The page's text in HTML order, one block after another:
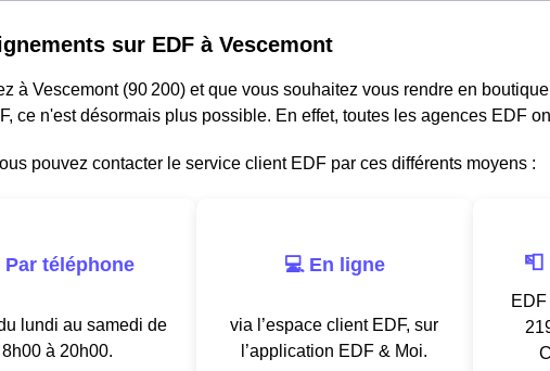
sur EDF à Vescemont
à Vescemont (90 200) et que vous souhaitez vous rendre en
ce n'est désormais plus possible. En effet, toutes les agences EDF
pouvez contacter le service client EDF par ces différents moyens :
Par téléphone
lundi au samedi de
8h00 à 20h00.
💻 En ligne
via l’espace client EDF, sur
l’application EDF & Moi.
📮